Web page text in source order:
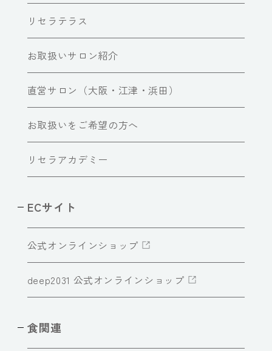
リセラテラス
お取扱いサロン紹介
直営サロン（大阪・江津・浜田）
お取扱いをご希望の方へ
リセラアカデミー
ECサイト
公式オンラインショップ
deep2031 公式オンラインショップ
食関連